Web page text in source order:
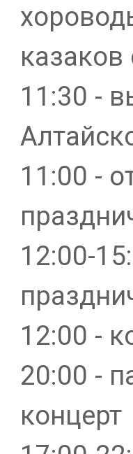
11:30 -
11:00 -
12:00-
12:00 -
20:00 -
концерт